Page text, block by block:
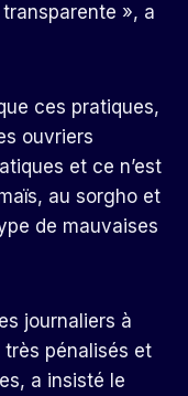
», a
ces pratiques,
ouvriers
et ce n’est
au sorgho et
de mauvaises
journaliers à
pénalisés et
a insisté le